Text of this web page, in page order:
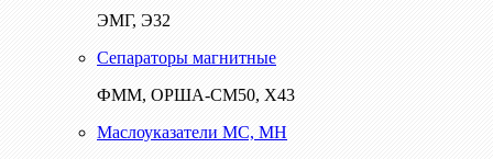
ЭМГ, Э32
Сепараторы магнитные
ФММ, ОРША-СМ50, Х43
Маслоуказатели МС, МН